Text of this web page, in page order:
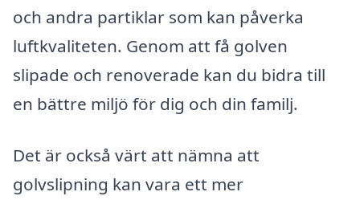
och andra partiklar som kan påverka
luftkvaliteten. Genom att få golven
slipade och renoverade kan du bidra till
en bättre miljö för dig och din familj.
Det är också värt att nämna att
golvslipning kan vara ett mer